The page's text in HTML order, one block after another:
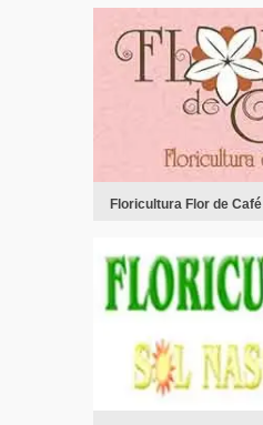
Floricultura Flor de Café